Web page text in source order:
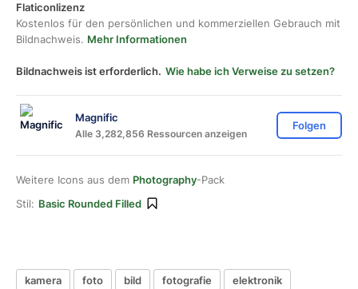
Flaticonlizenz
Kostenlos für den persönlichen und kommerziellen Gebrauch mit
Bildnachweis. Mehr Informationen
Bildnachweis ist erforderlich. Wie habe ich Verweise zu setzen?
Magnific
Alle 3,282,856 Ressourcen anzeigen
Folgen
Weitere Icons aus dem Photography-Pack
Stil: Basic Rounded Filled
kamera foto bild fotografie elektronik